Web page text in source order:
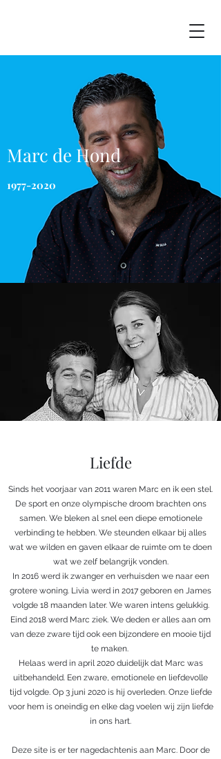
Marc de Hond
1977-2020
Liefde
Sinds het voorjaar van 2011 waren Marc en ik een stel.
De sport en onze olympische droom brachten ons
samen. We bleken al snel een diepe emotionele
verbinding te hebben. We steunden elkaar bij alles
wat we wilden en gaven elkaar de ruimte om te doen
wat we zelf belangrijk vonden.
In 2016 werd ik zwanger en verhuisden we naar een
grotere woning. Livia werd in 2017 geboren en James
volgde 18 maanden later. We waren intens gelukkig.
Eind 2018 werd Marc ziek. We deden er alles aan om
van deze zware tijd ook een bijzondere en mooie tijd
te maken.
Helaas werd in april 2020 duidelijk dat Marc was
uitbehandeld. Een zware, emotionele en liefdevolle
tijd volgde. Op 3 juni 2020 is hij overleden. Onze liefde
voor hem is oneindig en elke dag voelen wij zijn liefde
in ons hart.
Deze site is er ter nagedachtenis aan Marc. Door de